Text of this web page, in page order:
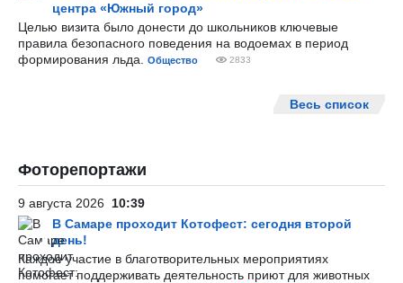
центра «Южный город»
Целью визита было донести до школьников ключевые
правила безопасного поведения на водоемах в период
формирования льда.
Общество 2833
Весь список
Фоторепортажи
9 августа 2026 10:39
В Самаре проходит Котофест: сегодня второй
день!
Каждое участие в благотворительных мероприятиях
помогает поддерживать деятельность приют для животных